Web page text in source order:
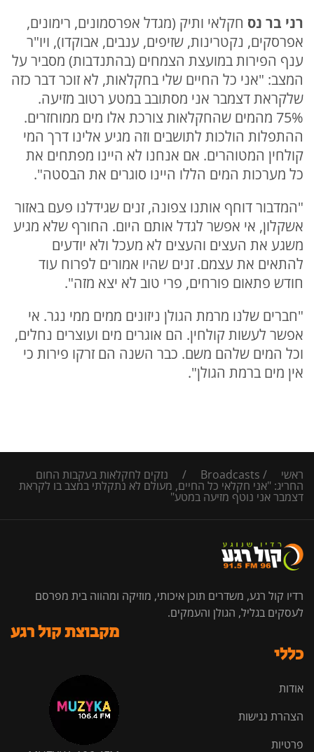
רני בר נס חקלאי ותיק (מגדל אפרסמונים, רימונים,
אפרסקים, נקטרינות, שזיפים, ענבים, אבוקדו), ויו"ר
ענף הפירות במועצת הצמחים (בהתנדבות) מסביר על
המצב: "אני כל החיים שלי בחקלאות, לא זוכר דבר כזה
שלקראת דצמבר אני מסתובב במטע רטוב מזיעה.
75% מהמים שהחקלאות צורכת אלו מים ממוחזרים.
ההתפלות הולכות לתושבים וזה מגיע אלינו דרך המי
קולחין המטוהרים. אם אנחנו לא היינו מפתחים את
כל מערכות המים הללו היינו סוגרים את הבסטה".
"המדבור דוחף אותנו צפונה, זנים שגידלנו פעם באזור
אשקלון, אי אפשר לגדל אותם היום. החורף שלא מגיע
משגע את העצים והעצים לא מעכל ולא יודעים
להתאים את עצמם. זנים שהיו אמורים לפרוח עוד
חודש פתאום פורחים, פרי טוב לא יצא מזה".
"חברים שלנו מרמת הגולן ניזונים ממים ממי נגר. אי
אפשר לעשות קולחין. הם אוגרים מים ועוצרים נחלים,
וכל המים שלהם משם. כבר השנה הם זרקו פירות כי
אין מים ברמת הגולן".
ראשי /
Broadcasts
/ נזקים לחקלאות בעקבות החום
החריג: "אני חקלאי כל החיים, מעולם לא נתקלתי במצב בו לקראת
דצמבר אני נוטף מזיעה במטע"
רדיו קול רגע, משדרים תוכן איכותי, מוזיקה ומהווה בית מפרסם
לעסקים בגליל, הגולן והעמקים.
כללי
אודות
הצהרת נגישות
פרטיות
מקבוצת קול רגע